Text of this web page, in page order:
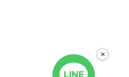
×